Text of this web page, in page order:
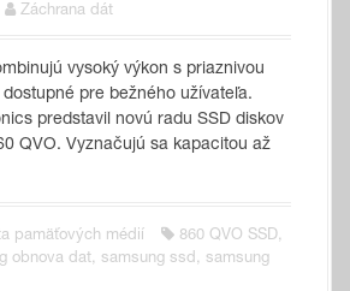
Záchrana dát
vysoký výkon s priaznivou
pre bežného užívateľa.
predstavil novú radu SSD diskov
QVO. Vyznačujú sa kapacitou až
pamäťových médií 860 QVO SSD,
obnova dat, samsung ssd, samsung